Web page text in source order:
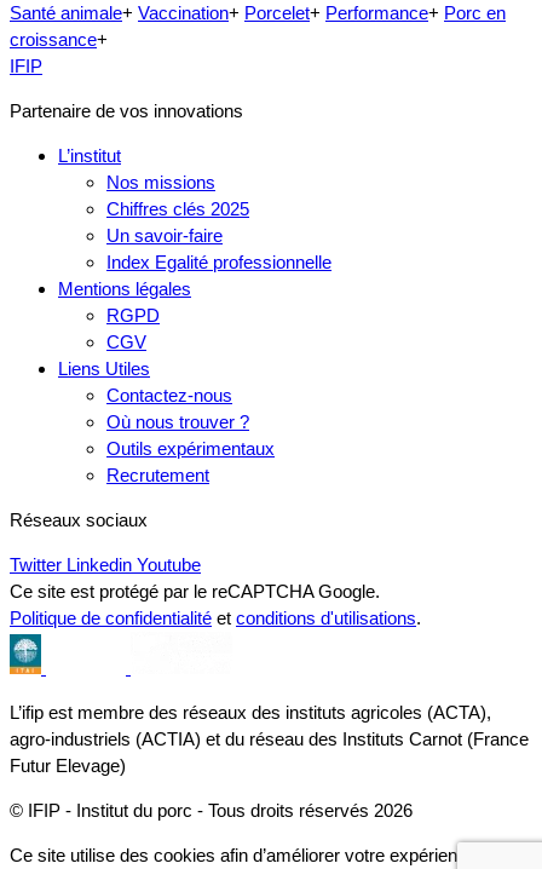
Santé animale+ Vaccination+ Porcelet+ Performance+ Porc en
croissance+
IFIP
Partenaire de vos innovations
L’institut
Nos missions
Chiffres clés 2025
Un savoir-faire
Index Egalité professionnelle
Mentions légales
RGPD
CGV
Liens Utiles
Contactez-nous
Où nous trouver ?
Outils expérimentaux
Recrutement
Réseaux sociaux
Twitter Linkedin Youtube
Ce site est protégé par le reCAPTCHA Google.
Politique de confidentialité et conditions d'utilisations.
L’ifip est membre des réseaux des instituts agricoles (ACTA),
agro-industriels (ACTIA) et du réseau des Instituts Carnot (France
Futur Elevage)
© IFIP - Institut du porc - Tous droits réservés 2026
Ce site utilise des cookies afin d’améliorer votre expérience